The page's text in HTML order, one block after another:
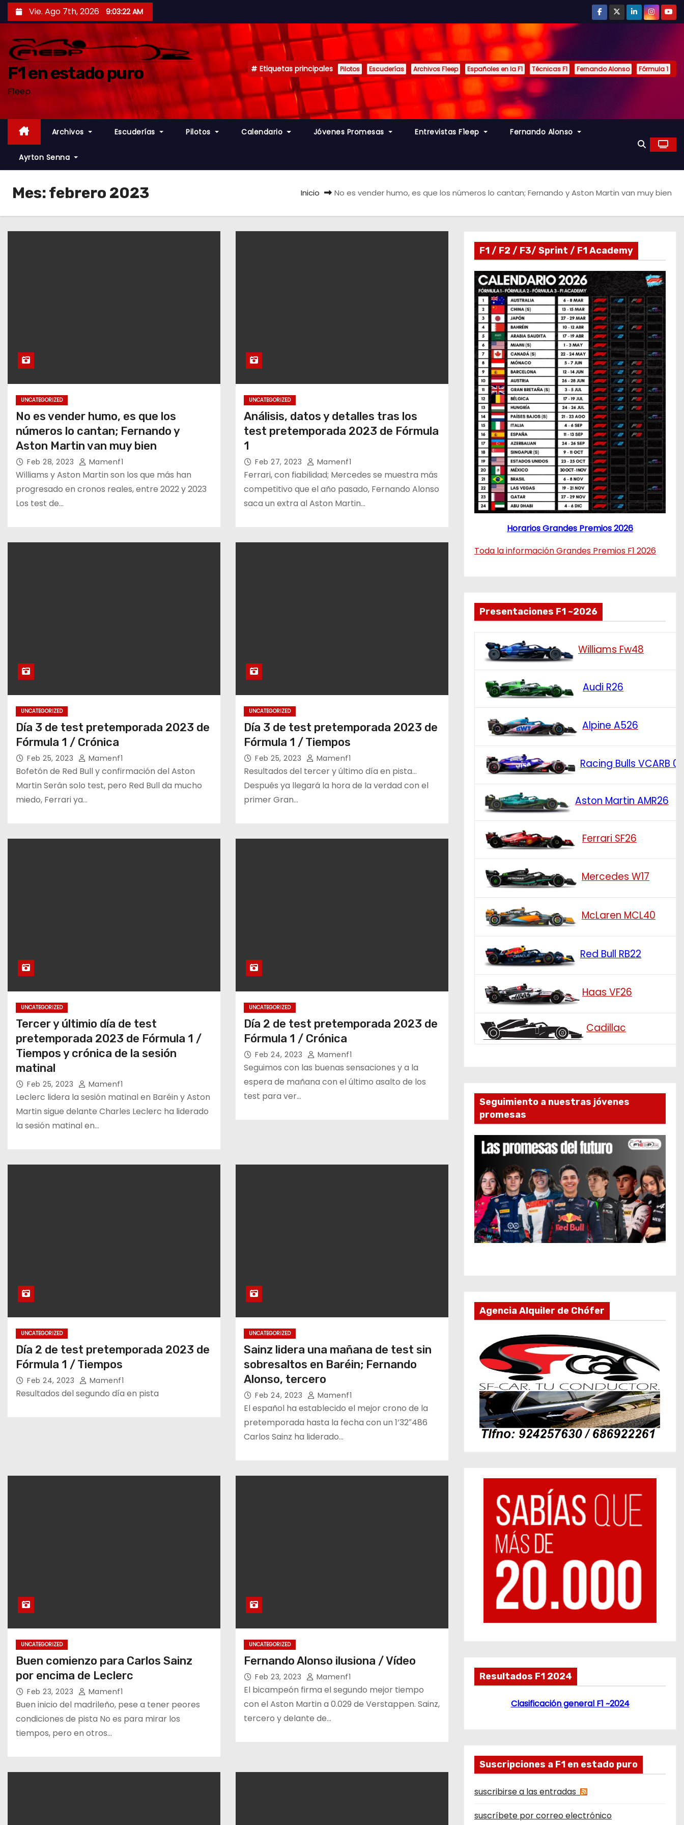
a
c
Vie. Ago 7th, 2026 9:03:23 AM
F1 en estado puro
F1eep
Etiquetas principales Pilotos Escuderías Archivos F1eep Españoles en la F1 Técnicas F1 Fernando Alonso Fórmula 1
Archivos Escuderías Pilotos Calendario Jóvenes Promesas Entrevistas F1eep Fernando Alonso
Ayrton Senna
Mes:febrero 2023 Inicio No es vender humo, es que los números lo cantan; Fernando y Aston Martin van muy bien
UNCATEGORIZED
No es vender humo, es que los
números lo cantan; Fernando y
Aston Martin van muy bien
Feb 28, 2023 Mamenf1
Williams y Aston Martin son los que más han
progresado en cronos reales, entre 2022 y 2023
Los test de…
UNCATEGORIZED
Análisis, datos y detalles tras los
test pretemporada 2023 de Fórmula
1
Feb 27, 2023 Mamenf1
Ferrari, con fiabilidad; Mercedes se muestra más
competitivo que el año pasado, Fernando Alonso
saca un extra al Aston Martin…
UNCATEGORIZED
Día 3 de test pretemporada 2023 de
Fórmula 1 / Crónica
Feb 25, 2023 Mamenf1
Bofetón de Red Bull y confirmación del Aston
Martin Serán solo test, pero Red Bull da mucho
miedo, Ferrari ya…
UNCATEGORIZED
Día 3 de test pretemporada 2023 de
Fórmula 1 / Tiempos
Feb 25, 2023 Mamenf1
Resultados del tercer y último día en pista…
Después ya llegará la hora de la verdad con el
primer Gran…
UNCATEGORIZED
Tercer y últimio día de test
pretemporada 2023 de Fórmula 1 /
Tiempos y crónica de la sesión
matinal
Feb 25, 2023 Mamenf1
Leclerc lidera la sesión matinal en Baréin y Aston
Martin sigue delante Charles Leclerc ha liderado
la sesión matinal en…
UNCATEGORIZED
Día 2 de test pretemporada 2023 de
Fórmula 1 / Crónica
Feb 24, 2023 Mamenf1
Seguimos con las buenas sensaciones y a la
espera de mañana con el último asalto de los
test para ver…
UNCATEGORIZED
Día 2 de test pretemporada 2023 de
Fórmula 1 / Tiempos
Feb 24, 2023 Mamenf1
Resultados del segundo día en pista
UNCATEGORIZED
Sainz lidera una mañana de test sin
sobresaltos en Baréin; Fernando
Alonso, tercero
Feb 24, 2023 Mamenf1
El español ha establecido el mejor crono de la
pretemporada hasta la fecha con un 1’32″486
Carlos Sainz ha liderado…
UNCATEGORIZED
Buen comienzo para Carlos Sainz
por encima de Leclerc
Feb 23, 2023 Mamenf1
Buen inicio del madrileño, pese a tener peores
condiciones de pista No es para mirar los
tiempos, pero en otros…
UNCATEGORIZED
Fernando Alonso ilusiona / Vídeo
Feb 23, 2023 Mamenf1
El bicampeón firma el segundo mejor tiempo
con el Aston Martin a 0.029 de Verstappen. Sainz,
tercero y delante de…
F1 / F2 / F3/ Sprint / F1 Academy
Horarios Grandes Premios 2026
Toda la información Grandes Premios F1 2026
Presentaciones F1 ~2026
Williams Fw48
Audi R26
Alpine A526
Racing Bulls VCARB 03
Aston Martin AMR26
Ferrari SF26
Mercedes W17
McLaren MCL40
Red Bull RB22
Haas VF26
Cadillac
Seguimiento a nuestras jóvenes
promesas
Agencia Alquiler de Chófer
Resultados F1 2024
Clasificación general F1 ~2024
Suscripciones a F1 en estado puro
suscribirse a las entradas
suscríbete por correo electrónico